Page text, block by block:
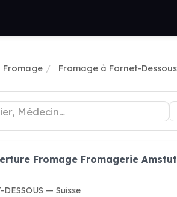
Fromage Fromage à Fornet-Dessous
Fromage Fromagerie
DESSOUS — Suisse